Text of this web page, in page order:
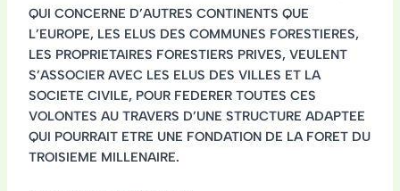
QUI CONCERNE D’AUTRES CONTINENTS QUE
L’EUROPE, LES ELUS DES COMMUNES FORESTIERES,
LES PROPRIETAIRES FORESTIERS PRIVES, VEULENT
S’ASSOCIER AVEC LES ELUS DES VILLES ET LA
SOCIETE CIVILE, POUR FEDERER TOUTES CES
VOLONTES AU TRAVERS D’UNE STRUCTURE ADAPTEE
QUI POURRAIT ETRE UNE FONDATION DE LA FORET DU
TROISIEME MILLENAIRE.